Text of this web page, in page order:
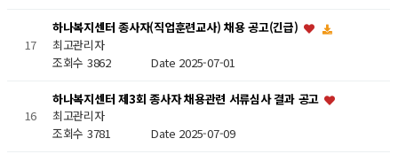
17
하나복지센터 종사자(직업훈련교사) 채용 공고(긴급)
최고관리자
조회수 3862 Date 2025-07-01
16
하나복지센터 제3회 종사자 채용관련 서류심사 결과 공고
최고관리자
조회수 3781 Date 2025-07-09